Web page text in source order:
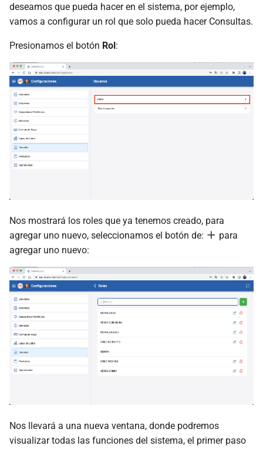
deseamos que pueda hacer en el sistema, por ejemplo,
vamos a configurar un rol que solo pueda hacer Consultas.
Presionamos el botón Rol:
Nos mostrará los roles que ya tenemos creado, para
agregar uno nuevo, seleccionamos el botón de:
para
agregar uno nuevo:
Nos llevará a una nueva ventana, donde podremos
visualizar todas las funciones del sistema, el primer paso